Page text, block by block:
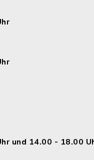
und 14.00 - 18.00